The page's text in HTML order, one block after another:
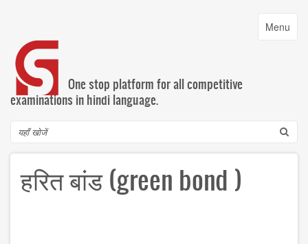
content
Toggle
Menu
One stop platform for all competitive
examinations in hindi language.
Search
हरित बांड (green bond )